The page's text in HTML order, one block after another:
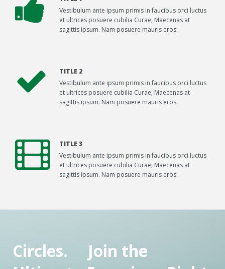
Vestibulum ante ipsum primis in faucibus orci luctus
et ultrices posuere cubilia Curae; Maecenas at
sagittis ipsum. Nam posuere mauris eros.
TITLE 2
Vestibulum ante ipsum primis in faucibus orci luctus
et ultrices posuere cubilia Curae; Maecenas at
sagittis ipsum. Nam posuere mauris eros.
TITLE 3
Vestibulum ante ipsum primis in faucibus orci luctus
et ultrices posuere cubilia Curae; Maecenas at
sagittis ipsum. Nam posuere mauris eros.
Circles. Join the